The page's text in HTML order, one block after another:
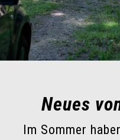
Neues
Im Sommer